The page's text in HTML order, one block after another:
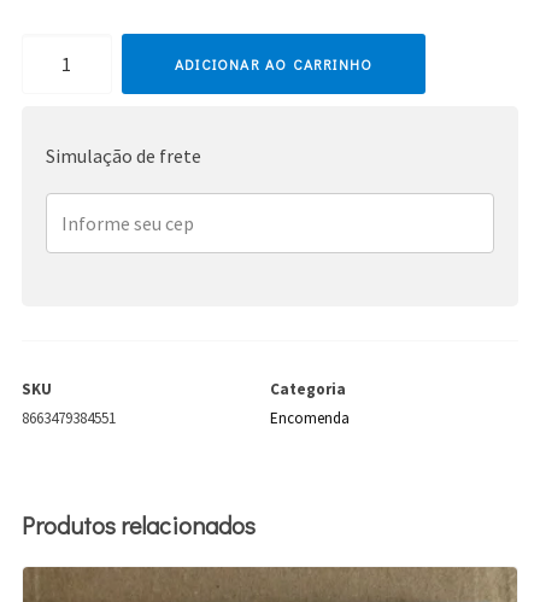
ADICIONAR AO CARRINHO
Simulação de frete
SKU
8663479384551
Categoria
Encomenda
Produtos relacionados